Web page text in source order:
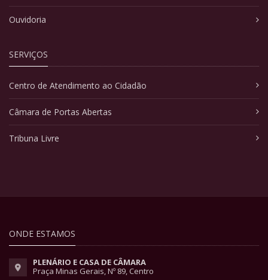
Ouvidoria
SERVIÇOS
Centro de Atendimento ao Cidadão
Câmara de Portas Abertas
Tribuna Livre
ONDE ESTAMOS
PLENÁRIO E CASA DE CÂMARA
Praça Minas Gerais, Nº 89, Centro